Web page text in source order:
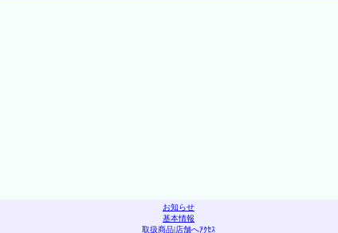
お知らせ
基本情報
取扱商品|店舗へｱｸｾｽ